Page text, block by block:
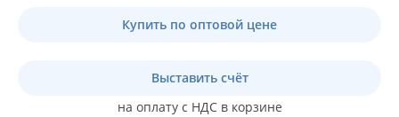
Купить по оптовой цене
Выставить счёт
на оплату с НДС в корзине